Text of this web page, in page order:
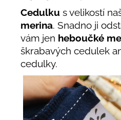
Cedulku s velikostí
merina. Snadno ji
vám jen heboučké
škrabavých cedulek
cedulky.